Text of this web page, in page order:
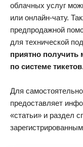
облачных услуг
или онлайн-чату.
предпродажной
для технической
приятно получить
по системе тикетов.
Для
предоставляет
«статьи» и раздел